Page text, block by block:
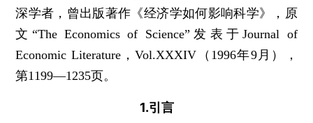
深学者，曾出版著作《经济学如何影响科学》，原
文“The Economics of Science”发表于Journal of
Economic Literature，Vol.XXXIV（1996年9月），
第1199—1235页。
1.引言